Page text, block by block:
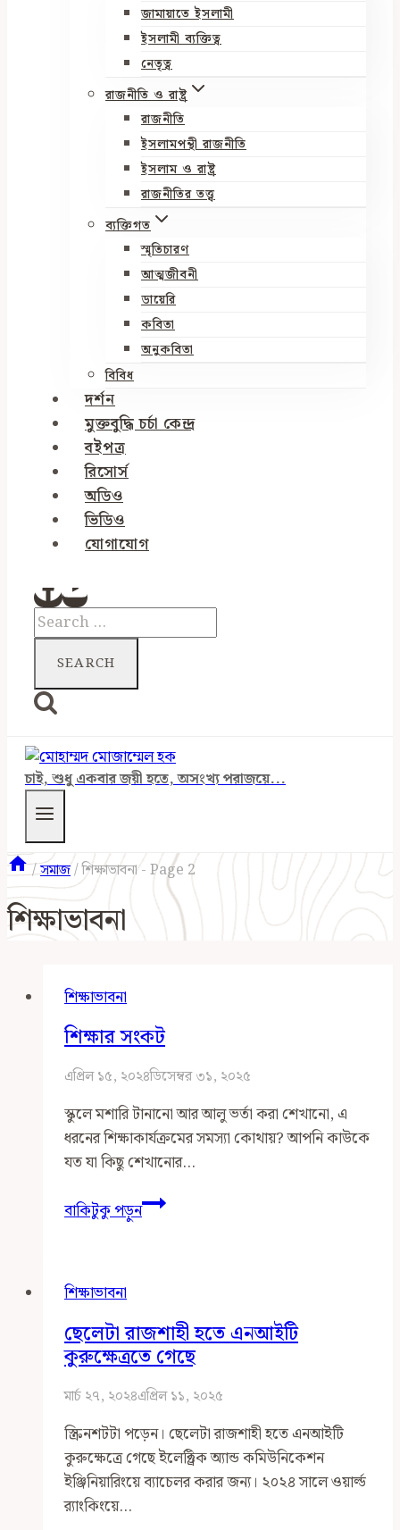
জামায়াতে ইসলামী
ইসলামী ব্যক্তিত্ব
নেতৃত্ব
রাজনীতি ও রাষ্ট্র
রাজনীতি
ইসলামপন্থী রাজনীতি
ইসলাম ও রাষ্ট্র
রাজনীতির তত্ত্ব
ব্যক্তিগত
স্মৃতিচারণ
আত্মজীবনী
ডায়েরি
কবিতা
অনুকবিতা
বিবিধ
দর্শন
মুক্তবুদ্ধি চর্চা কেন্দ্র
বইপত্র
রিসোর্স
অডিও
ভিডিও
যোগাযোগ
Search
for:
চাই, শুধু একবার জয়ী হতে, অসংখ্য পরাজয়ে...
/সমাজ/শিক্ষাভাবনা- Page 2
শিক্ষাভাবনা
শিক্ষাভাবনা
শিক্ষার সংকট
এপ্রিল ১৫, ২০২৪ডিসেম্বর ৩১, ২০২৫
স্কুলে মশারি টানানো আর আলু ভর্তা করা শেখানো, এ
ধরনের শিক্ষাকার্যক্রমের সমস্যা কোথায়? আপনি কাউকে
যত যা কিছু শেখানোর…
বাকিটুকু পড়ুনশিক্ষার
সংকট
শিক্ষাভাবনা
ছেলেটা রাজশাহী হতে এনআইটি
কুরুক্ষেত্রতে গেছে
মার্চ ২৭, ২০২৪এপ্রিল ১১, ২০২৫
স্ক্রিনশটটা পড়েন। ছেলেটা রাজশাহী হতে এনআইটি
কুরুক্ষেত্রে গেছে ইলেক্ট্রিক অ্যান্ড কমিউনিকেশন
ইঞ্জিনিয়ারিংয়ে ব্যাচেলর করার জন্য। ২০২৪ সালে ওয়ার্ল্ড
র‍্যাংকিংয়ে…